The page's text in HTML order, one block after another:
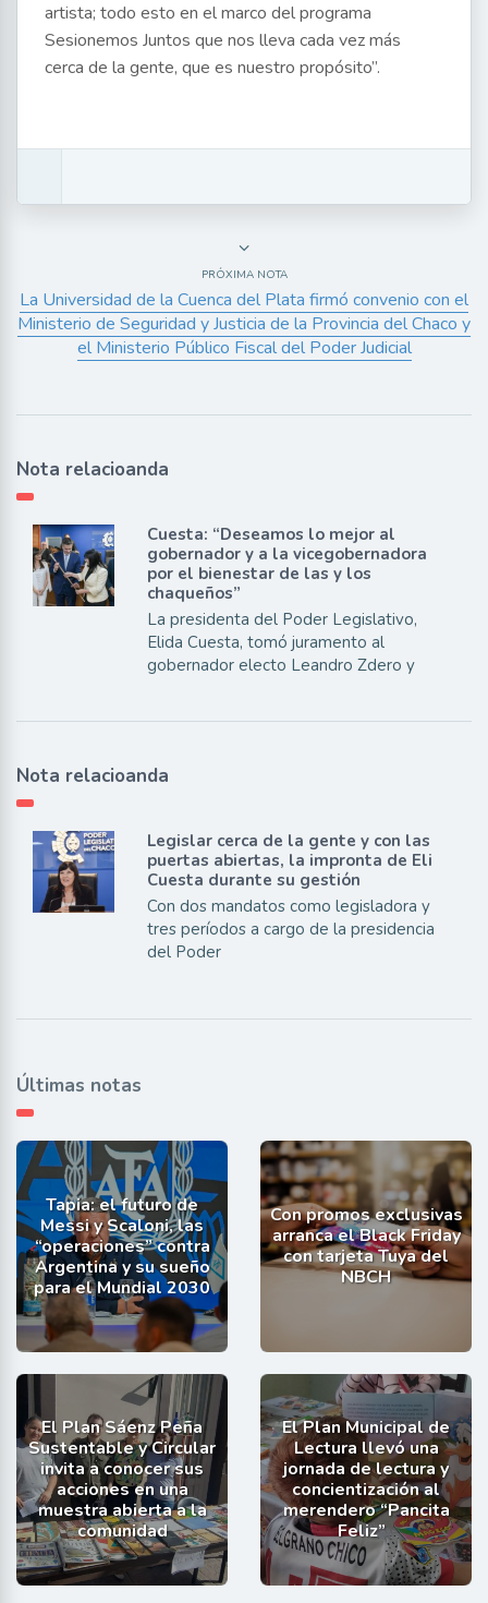
artista; todo esto en el marco del programa
Sesionemos Juntos que nos lleva cada vez más
cerca de la gente, que es nuestro propósito”.
PRÓXIMA NOTA
La Universidad de la Cuenca del Plata firmó convenio con el
Ministerio de Seguridad y Justicia de la Provincia del Chaco y
el Ministerio Público Fiscal del Poder Judicial
Nota relacioanda
Cuesta: “Deseamos lo mejor al
gobernador y a la vicegobernadora
por el bienestar de las y los
chaqueños”
La presidenta del Poder Legislativo,
Elida Cuesta, tomó juramento al
gobernador electo Leandro Zdero y
Nota relacioanda
Legislar cerca de la gente y con las
puertas abiertas, la impronta de Eli
Cuesta durante su gestión
Con dos mandatos como legisladora y
tres períodos a cargo de la presidencia
del Poder
Últimas notas
Tapia: el futuro de
Messi y Scaloni, las
“operaciones” contra
Argentina y su sueño
para el Mundial 2030
Con promos exclusivas
arranca el Black Friday
con tarjeta Tuya del
NBCH
El Plan Sáenz Peña
Sustentable y Circular
invita a conocer sus
acciones en una
muestra abierta a la
comunidad
El Plan Municipal de
Lectura llevó una
jornada de lectura y
concientización al
merendero “Pancita
Feliz”